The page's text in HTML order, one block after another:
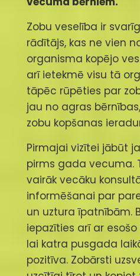
Zobu veselība ir
rādītājs, kas ne vien
organisma kopējo
arī ietekmē visu tā
tāpēc rūpēties par
jau no agras
zobu kopšanas
Pirmajai vizītei jābūt
pirms gada vecuma.
vairāk vecāku
informēšanai par
un uztura īpatnībām.
iepazīties arī ar
lai katra pusgada
pozitīva. Zobārsti